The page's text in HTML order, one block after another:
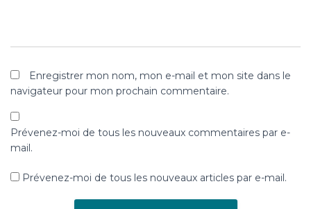
Enregistrer mon nom, mon e-mail et mon site dans le
navigateur pour mon prochain commentaire.
Prévenez-moi de tous les nouveaux commentaires par e-
mail.
Prévenez-moi de tous les nouveaux articles par e-mail.